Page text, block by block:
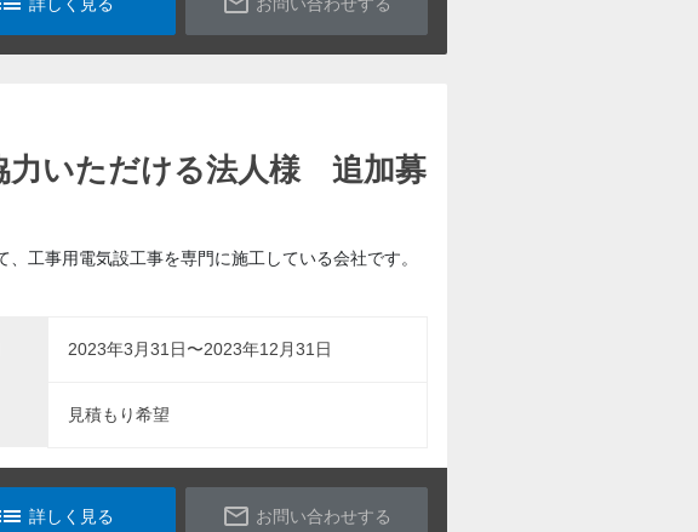
力いただける法人様 追加募
工事用電気設工事を専門に施工している会社です。
2023年3月31日〜2023年12月31日
見積もり希望
list_alt
詳しく見る mail_outline お問い合わせする